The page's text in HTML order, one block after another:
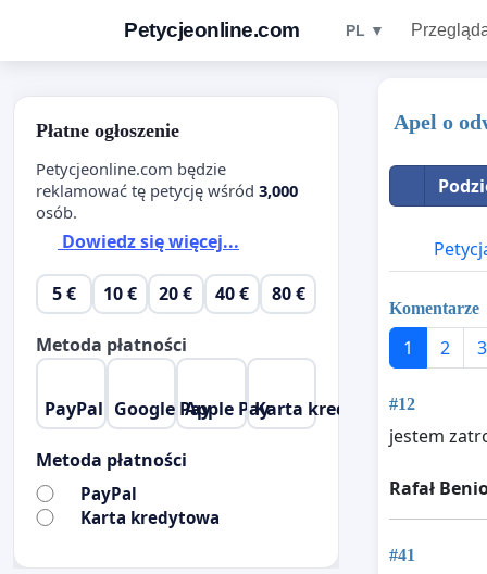
Petycjeonline.com PL ▼
Apel o
Komentarze
1 2 3
#12
jestem
Rafał
#41
Płatne ogłoszenie
Petycjeonline.com będzie
reklamować tę petycję wśród 3,000
osób.
Dowiedz się więcej...
5 € 10 € 20 € 40 € 80 €
Metoda płatności
PayPal Google PayApple PayKarta kredytowa
Metoda płatności
PayPal
Karta kredytowa